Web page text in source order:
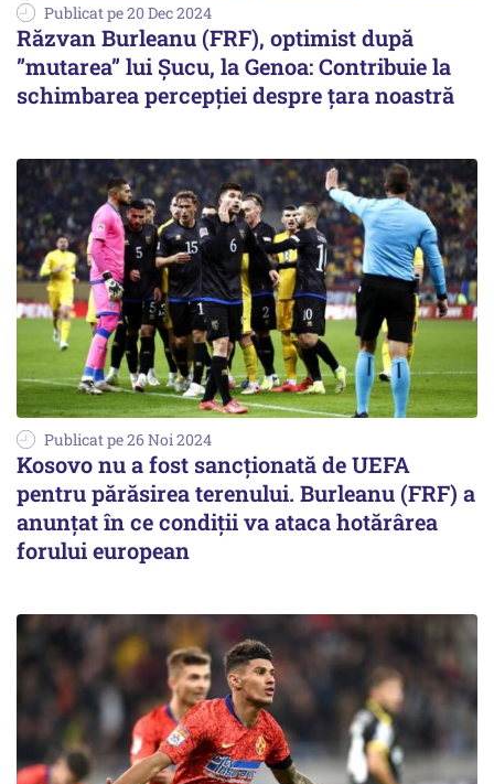
Publicat pe 20 Dec 2024
Răzvan Burleanu (FRF), optimist după
”mutarea” lui Șucu, la Genoa: Contribuie la
schimbarea percepției despre țara noastră
Publicat pe 26 Noi 2024
Kosovo nu a fost sancționată de UEFA
pentru părăsirea terenului. Burleanu (FRF) a
anunțat în ce condiții va ataca hotărârea
forului european